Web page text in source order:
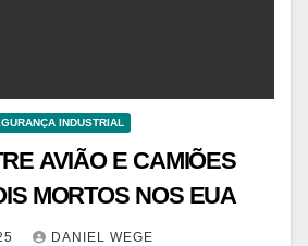
INDUSTRIAL
AVIÃO E CAMIÕES
MORTOS NOS EUA
DANIEL WEGE